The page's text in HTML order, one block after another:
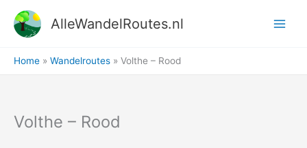
naar
AlleWandelRoutes.nl
Home Wandelroutes Volthe – Rood
Volthe – Rood